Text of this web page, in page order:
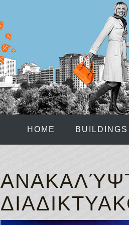
HOME BUILDINGS